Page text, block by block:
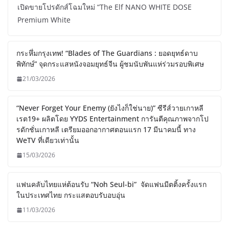
เปิดขายโปรดักส์โฉมใหม่ “The Elf NANO WHITE DOSE
Premium White
กระหึ่มกรุงเทพ! “Blades of The Guardians : ยอดยุทธ์ดาบ
พิทักษ์” จุดกระแสหนังจอมยุทธ์จีน ผู้ชมนับพันแห่ร่วมรอบพิเศษ
21/03/2026
“Never Forget Your Enemy (ยังไงก็ใช่นาย)” ซีรีส์วายเกาหลี
เรต19+ ผลิตโดย YYDS Entertainment การันตีคุณภาพจากโป
รดักชั่นเกาหลี เตรียมออกอากาศตอนแรก 17 มีนาคมนี้ ทาง
WeTV ที่เดียวเท่านั้น
15/03/2026
แฟนคลับไทยแห่ต้อนรับ “Noh Seul-bi” จัดแฟนมีตติ้งครั้งแรก
ในประเทศไทย กระแสตอบรับอบอุ่น
11/03/2026